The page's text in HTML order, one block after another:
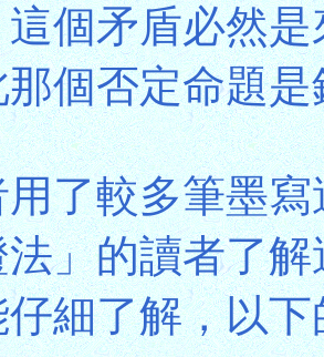
個矛盾必然
個否定命題
了較多筆墨
」的讀者了
細了解，以